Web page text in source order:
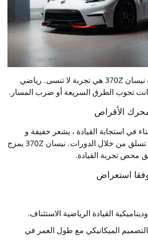
امتلاك أو قيادة سيارة نيسان 370Z هي تجربة لا تنسى. رياضي
كانت تجوب الطرق السريعة أو ضرب المسار.
الأقراص
في استجابة القيادة ، يشعر خفيفة و
مبهجة صوت المحرك تسلق من خلال الدورات. نيسان 370Z يمزج
محض تجربة القيادة.
استعراض
القيادة الرياضية الاستئناف.
الميكانيكي مع طول العمر في